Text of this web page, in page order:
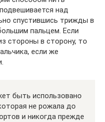
над
спустившись трижды в
пальцем. Если
стороны в сторону, то
если же
быть использовано
не рожала до
и никогда прежде